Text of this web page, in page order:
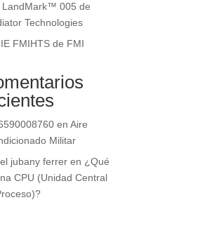
LandMark™ 005 de
Technologies
FMIHTS de FMI
enAire
Militar
jubany ferrer en ¿Qué
CPU (Unidad Central